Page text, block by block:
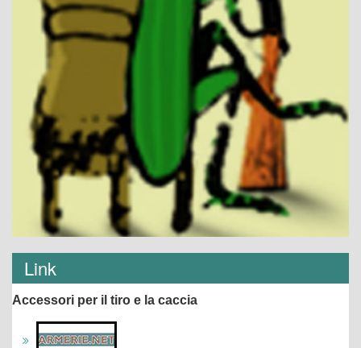
Link
Accessori per il tiro e la caccia